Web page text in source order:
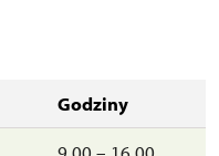
Godziny